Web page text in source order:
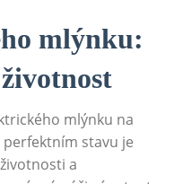
mlýnku:
mlýnku ‌na
⁢stavu je
a